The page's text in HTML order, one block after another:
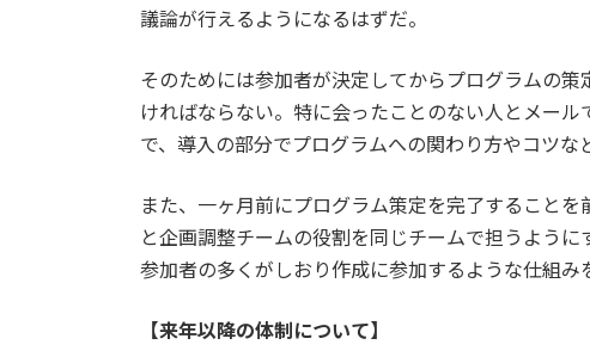
議論が行えるようになるはずだ。
そのためには参加者が決定してからプログラムの
ければならない。特に会ったことのない人とメー
で、導入の部分でプログラムへの関わり方やコツな
また、一ヶ月前にプログラム策定を完了すること
と企画調整チームの役割を同じチームで担うよう
参加者の多くがしおり作成に参加するような仕組み
【来年以降の体制について】